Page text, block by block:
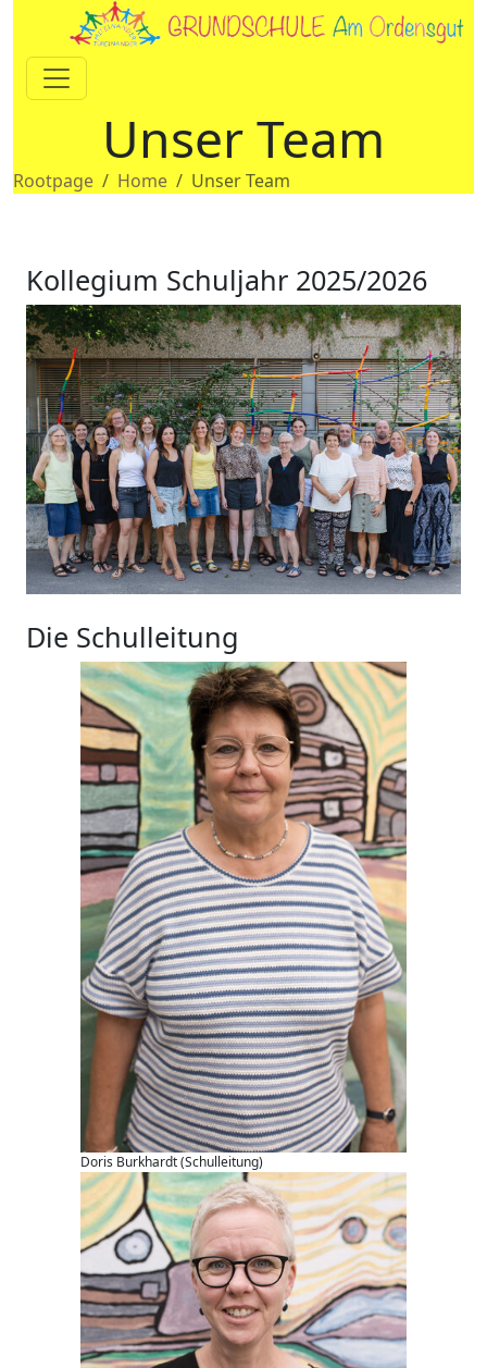
Unser Team
Rootpage Home Unser Team
Kollegium Schuljahr 2025/2026
Die Schulleitung
Doris Burkhardt (Schulleitung)